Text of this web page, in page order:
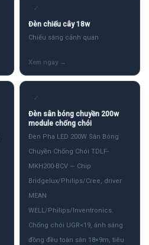
✓
Đèn chiếu cây 18w
Chiếu sáng cảnh quan
✓
Đèn sân bóng chuyền 200w
module chống chói
Đèn Pha LED 200W Sân Bóng
Chuyền Chống Chói TDLF-
MKH200-BCV — Chip
Bridgelux/Philips/Cree, driver
MEAN
WELL/Philips/Inventronics.
Chống chói UGR<19, ánh sáng
đồng đều toàn sân 18×9m, tiêu